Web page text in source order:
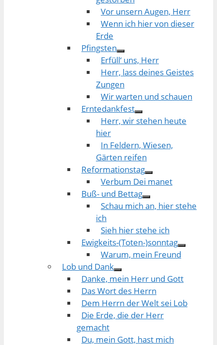
Vor unsern Augen, Herr
Wenn ich hier von dieser
Erde
Pfingsten
Erfüll‘ uns, Herr
Herr, lass deines Geistes
Zungen
Wir warten und schauen
Erntedankfest
Herr, wir stehen heute
hier
In Feldern, Wiesen,
Gärten reifen
Reformationstag
Verbum Dei manet
Buß- und Bettag
Schau mich an, hier stehe
ich
Sieh hier stehe ich
Ewigkeits-(Toten-)sonntag
Warum, mein Freund
Lob und Dank
Danke, mein Herr und Gott
Das Wort des Herrn
Dem Herrn der Welt sei Lob
Die Erde, die der Herr
gemacht
Du, mein Gott, hast mich